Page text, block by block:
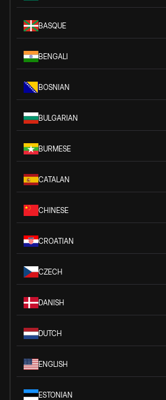
BASQUE
BENGALI
BOSNIAN
BULGARIAN
BURMESE
CATALAN
CHINESE
CROATIAN
CZECH
DANISH
DUTCH
ENGLISH
ESTONIAN